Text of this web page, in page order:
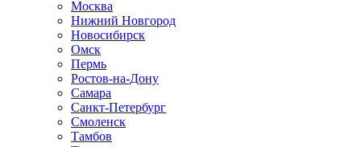
Москва
Нижний Новгород
Новосибирск
Омск
Пермь
Ростов-на-Дону
Самара
Санкт-Петербург
Смоленск
Тамбов